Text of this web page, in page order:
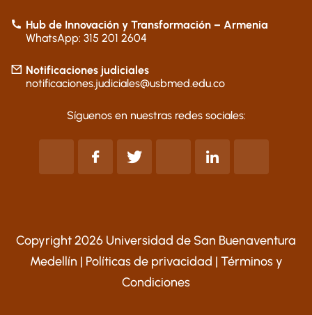
Hub de Innovación y Transformación – Armenia
WhatsApp: 315 201 2604
Notificaciones judiciales
notificaciones.judiciales@usbmed.edu.co
Síguenos en nuestras redes sociales:
Copyright 2026 Universidad de San Buenaventura
Medellín | Políticas de privacidad | Términos y
Condiciones